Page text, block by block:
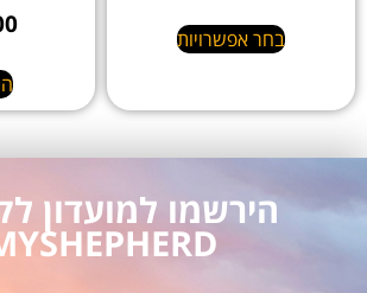
בחר אפשרויות
הירשמו למועדון